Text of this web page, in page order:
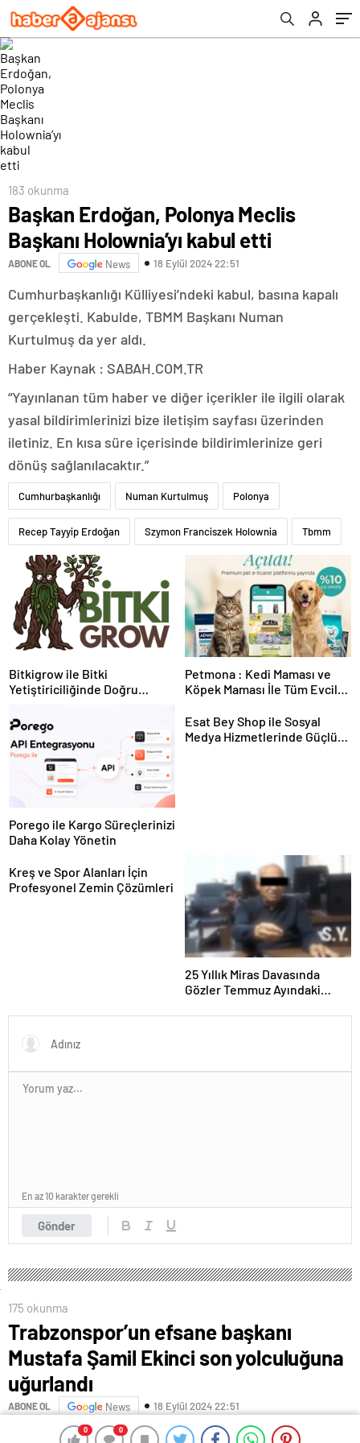
183 okunma
Başkan Erdoğan, Polonya Meclis
Başkanı Holownia’yı kabul etti
ABONE OL News 18 Eylül 2024 22:51
0 0
Cumhurbaşkanlığı Külliyesi’ndeki kabul, basına kapalı
gerçekleşti. Kabulde, TBMM Başkanı Numan
Kurtulmuş da yer aldı.
Haber Kaynak : SABAH.COM.TR
“Yayınlanan tüm haber ve diğer içerikler ile ilgili olarak
yasal bildirimlerinizi bize iletişim sayfası üzerinden
iletiniz. En kısa süre içerisinde bildirimlerinize geri
dönüş sağlanılacaktır.”
Cumhurbaşkanlığı Numan Kurtulmuş Polonya
Recep Tayyip Erdoğan Szymon Franciszek Holownia Tbmm
Bitkigrow ile Bitki
Yetiştiriciliğinde Doğru
Petmona : Kedi Maması ve
Köpek Maması İle Tüm Evcil
Porego ile Kargo Süreçlerinizi
Daha Kolay Yönetin
Esat Bey Shop ile Sosyal
Medya Hizmetlerinde Güçlü
Kreş ve Spor Alanları İçin
Profesyonel Zemin Çözümleri
25 Yıllık Miras Davasında
Gözler Temmuz Ayındaki
Gönder
En az 10 karakter gerekli
175 okunma
Trabzonspor’un efsane başkanı
Mustafa Şamil Ekinci son yolculuğuna
uğurlandı
ABONE OL News 18 Eylül 2024 22:51
0 0
Mustafa Şamil Ekinci için Levent Barbaros Hayrettin